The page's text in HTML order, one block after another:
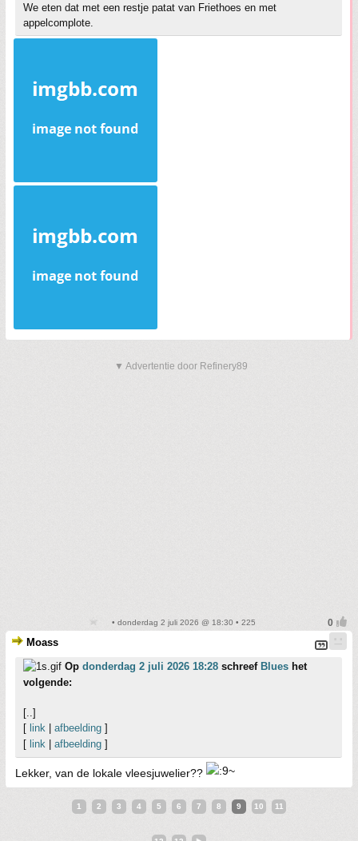
We eten dat met een restje patat van Friethoes en met
appelcomplote.
▼ Advertentie door Refinery89
• donderdag 2 juli 2026 @ 18:30 • 225
Moass
Op donderdag 2 juli 2026 18:28 schreef Blues het
volgende:
[..]
[ link afbeelding ]
[ link afbeelding ]
Lekker, van de lokale vleesjuwelier??
1 2 3 4 5 6 7 8 9 10 11